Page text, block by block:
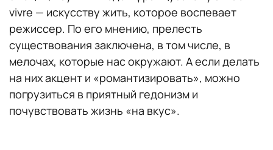
vivre — искусству жить, которое воспевает
режиссер. По его мнению, прелесть
существования заключена, в том числе, в
мелочах, которые нас окружают. А если делать
на них акцент и «романтизировать», можно
погрузиться в приятный гедонизм и
почувствовать жизнь «на вкус».